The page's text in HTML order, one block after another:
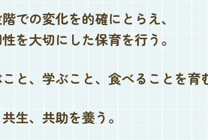
での変化を的確にとらえ、
を大切にした保育を行う。
と、学ぶこと、食べることを育
生、共助を養う。